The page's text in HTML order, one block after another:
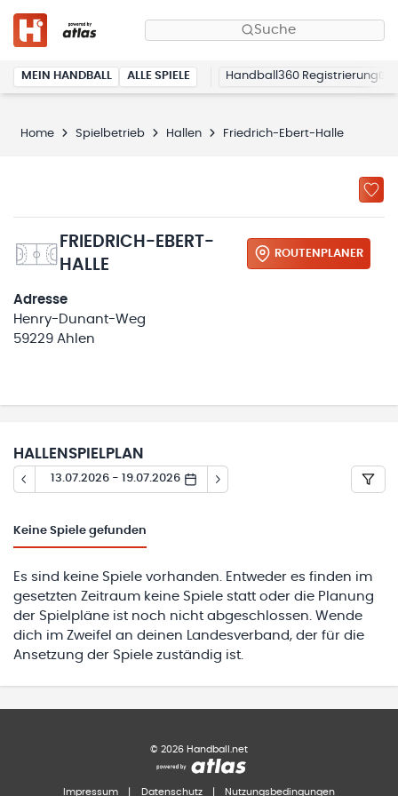
Suche
MEIN HANDBALL ALLE SPIELE Handball360 Registrierung
Home Spielbetrieb Hallen Friedrich-Ebert-Halle
FRIEDRICH-EBERT-
HALLE
ROUTENPLANER
Adresse
Henry-Dunant-Weg
59229 Ahlen
HALLENSPIELPLAN
13.07.2026 - 19.07.2026
Keine Spiele gefunden
Es sind keine Spiele vorhanden. Entweder es finden im
gesetzten Zeitraum keine Spiele statt oder die Planung
der Spielpläne ist noch nicht abgeschlossen. Wende
dich im Zweifel an deinen Landesverband, der für die
Ansetzung der Spiele zuständig ist.
© 2026 Handball.net
Impressum Datenschutz Nutzungsbedingungen